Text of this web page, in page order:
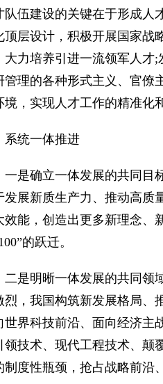
队伍建设的关键在于形成人
顶层设计，积极开展国家战
大力培养引进一流领军人才
管理的各种形式主义、官僚
境，实现人才工作的精准化
一体推进
确立一体发展的共同目标
发展新质生产力、推动高质
效能，创造出更多新理念、
的跃迁。
明晰一体发展的共同领域
烈，我国构筑新发展格局、
世界科技前沿、面向经济主
领技术、现代工程技术、颠
制度性瓶颈，抢占战略前沿